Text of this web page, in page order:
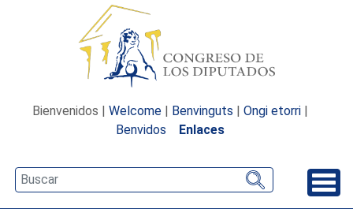
Bienvenidos | Welcome | Benvinguts | Ongi etorri |
Benvidos
Enlaces